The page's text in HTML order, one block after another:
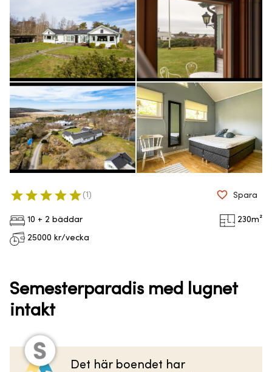
10 + 2 bäddar 230m²
25000 kr/vecka
( 1 ) Spara
Semesterparadis med lugnet
intakt
Det här boendet har